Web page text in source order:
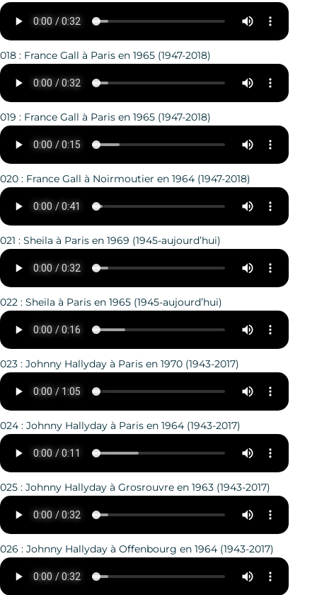
018 : France Gall à Paris en 1965 (1947-2018)
019 : France Gall à Paris en 1965 (1947-2018)
020 : France Gall à Noirmoutier en 1964 (1947-2018)
021 : Sheila à Paris en 1969 (1945-aujourd’hui)
022 : Sheila à Paris en 1965 (1945-aujourd’hui)
023 : Johnny Hallyday à Paris en 1970 (1943-2017)
024 : Johnny Hallyday à Paris en 1964 (1943-2017)
025 : Johnny Hallyday à Grosrouvre en 1963 (1943-2017)
026 : Johnny Hallyday à Offenbourg en 1964 (1943-2017)